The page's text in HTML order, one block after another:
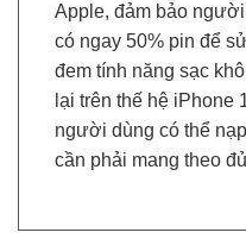
Apple, đảm bảo
có ngay 50% pin để
đem tính năng sạc
lại trên thế hệ iPhone
người dùng có thể
cần phải mang theo